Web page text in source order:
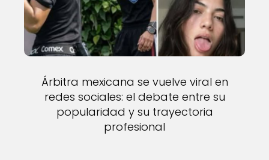
Árbitra mexicana se vuelve viral en
redes sociales: el debate entre su
popularidad y su trayectoria
profesional